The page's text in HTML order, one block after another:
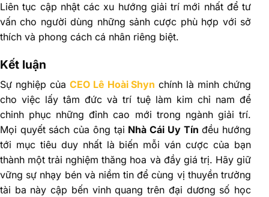
Liên tục cập nhật các xu hướng giải trí mới nhất để tư
vấn cho người dùng những sảnh cược phù hợp với sở
thích và phong cách cá nhân riêng biệt.
Kết luận
Sự nghiệp của CEO Lê Hoài Shyn chính là minh chứng
cho việc lấy tâm đức và trí tuệ làm kim chỉ nam để
chinh phục những đỉnh cao mới trong ngành giải trí.
Mọi quyết sách của ông tại Nhà Cái Uy Tín đều hướng
tới mục tiêu duy nhất là biến mỗi ván cược của bạn
thành một trải nghiệm thăng hoa và đầy giá trị. Hãy giữ
vững sự nhạy bén và niềm tin để cùng vị thuyền trưởng
tài ba này cập bến vinh quang trên đại dương số học